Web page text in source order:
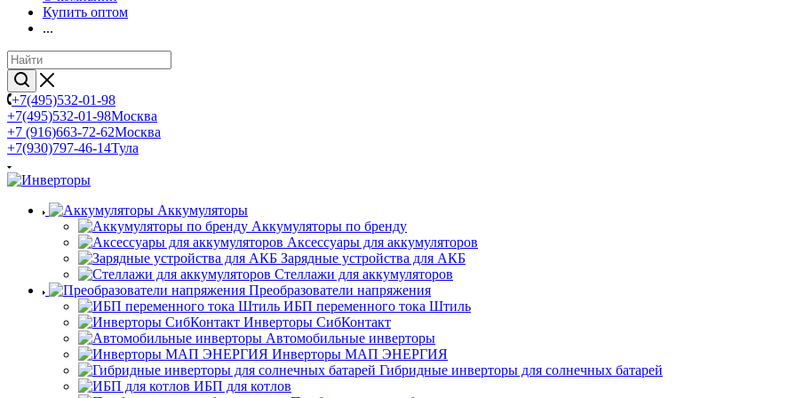
Купить оптом
...
+7(495)532-01-98
+7(495)532-01-98Москва
+7 (916)663-72-62Москва
+7(930)797-46-14Тула
Аккумуляторы
Аккумуляторы по бренду
Аксессуары для аккумуляторов
Зарядные устройства для АКБ
Стеллажи для аккумуляторов
Преобразователи напряжения
ИБП переменного тока Штиль
Инверторы СибКонтакт
Автомобильные инверторы
Инверторы МАП ЭНЕРГИЯ
Гибридные инверторы для солнечных батарей
ИБП для котлов